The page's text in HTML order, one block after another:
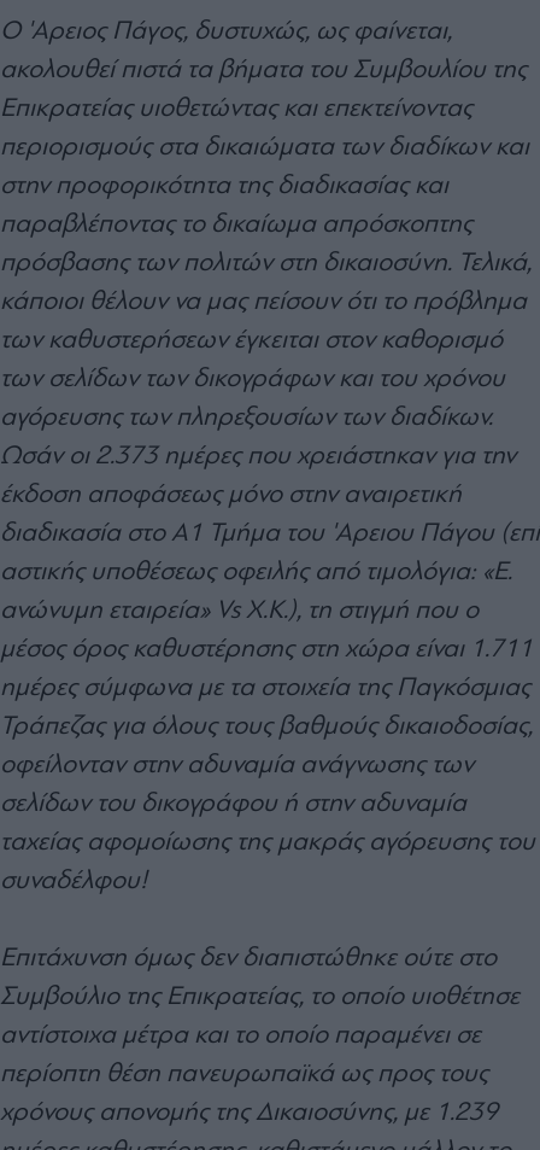
Ο 'Αρειος Πάγος, δυστυχώς, ως φαίνεται,
ακολουθεί πιστά τα βήματα του Συμβουλίου της
Επικρατείας υιοθετώντας και επεκτείνοντας
περιορισμούς στα δικαιώματα των διαδίκων και
στην προφορικότητα της διαδικασίας και
παραβλέποντας το δικαίωμα απρόσκοπτης
πρόσβασης των πολιτών στη δικαιοσύνη. Τελικά,
κάποιοι θέλουν να μας πείσουν ότι το πρόβλημα
των καθυστερήσεων έγκειται στον καθορισμό
των σελίδων των δικογράφων και του χρόνου
αγόρευσης των πληρεξουσίων των διαδίκων.
Ωσάν οι 2.373 ημέρες που χρειάστηκαν για την
έκδοση αποφάσεως μόνο στην αναιρετική
διαδικασία στο Α1 Τμήμα του 'Αρειου Πάγου (επί
αστικής υποθέσεως οφειλής από τιμολόγια: «Ε.
ανώνυμη εταιρεία» Vs Χ.Κ.), τη στιγμή που ο
μέσος όρος καθυστέρησης στη χώρα είναι 1.711
ημέρες σύμφωνα με τα στοιχεία της Παγκόσμιας
Τράπεζας για όλους τους βαθμούς δικαιοδοσίας,
οφείλονταν στην αδυναμία ανάγνωσης των
σελίδων του δικογράφου ή στην αδυναμία
ταχείας αφομοίωσης της μακράς αγόρευσης του
συναδέλφου!
Επιτάχυνση όμως δεν διαπιστώθηκε ούτε στο
Συμβούλιο της Επικρατείας, το οποίο υιοθέτησε
αντίστοιχα μέτρα και το οποίο παραμένει σε
περίοπτη θέση πανευρωπαϊκά ως προς τους
χρόνους απονομής της Δικαιοσύνης, με 1.239